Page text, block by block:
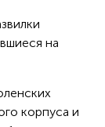
на
корпуса и